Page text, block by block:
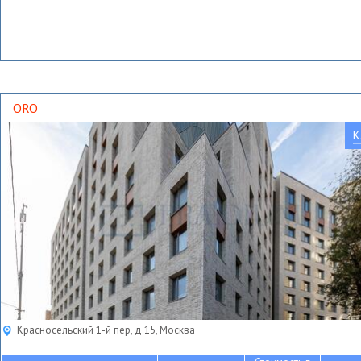
ORO
Красносельский 1-й пер, д 15, Москва